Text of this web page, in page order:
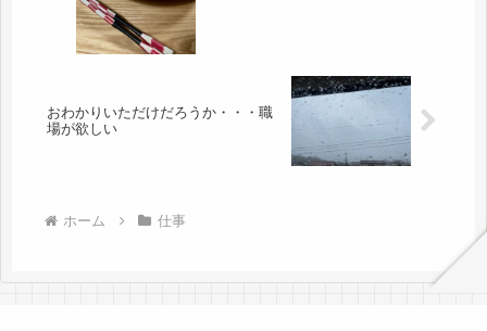
おわかりいただけだろうか・・・職
場が欲しい
ホーム 仕事